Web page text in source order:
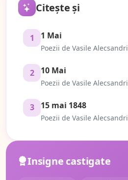
Citește și
1 1 Mai
Poezii de Vasile Alecsandri
2 10 Mai
Poezii de Vasile Alecsandri
3 15 mai 1848
Poezii de Vasile Alecsandri
Insigne castigate